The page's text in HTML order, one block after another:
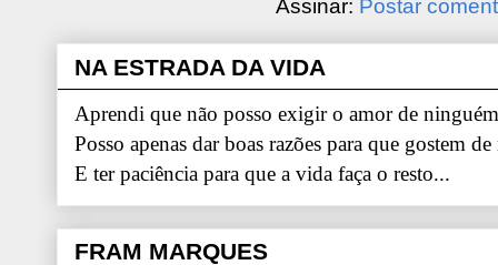
Assinar: Postar
NA ESTRADA DA VIDA
Aprendi que não posso exigir o amor de
Posso apenas dar boas razões para que gostem
E ter paciência para que a vida faça o resto...
FRAM MARQUES